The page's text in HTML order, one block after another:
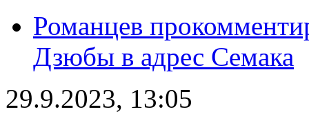
Романцев
Дзюбы в адрес Семака
29.9.2023, 13:05